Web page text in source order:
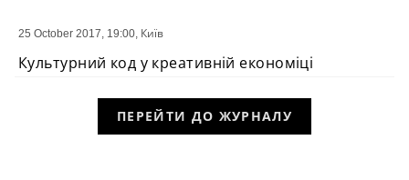
ПОДІЯ
25 October 2017, 19:00, Київ
Культурний код у креативній економіці
ПЕРЕЙТИ ДО ЖУРНАЛУ